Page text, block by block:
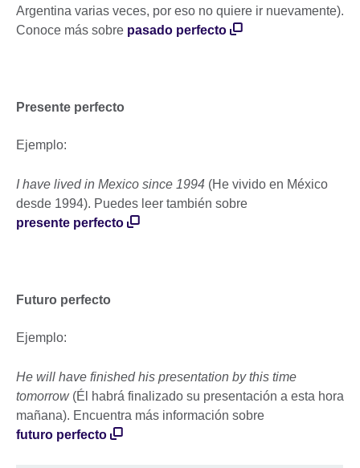
Argentina varias veces, por eso no quiere ir nuevamente).
Conoce más sobre pasado perfecto
Presente perfecto
Ejemplo:
I have lived in Mexico since 1994 (He vivido en México
desde 1994). Puedes leer también sobre
presente perfecto
Futuro perfecto
Ejemplo:
He will have finished his presentation by this time
tomorrow (Él habrá finalizado su presentación a esta hora
mañana). Encuentra más información sobre
futuro perfecto